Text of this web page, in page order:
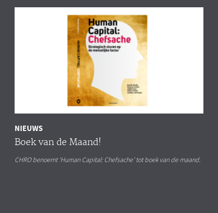
NIEUWS
Boek van de Maand!
CHRO benoemt ‘Human Capital: Chefsache’ tot boek van de maand.